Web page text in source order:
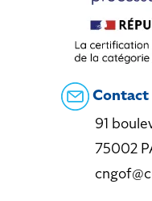
Contact
91
75002